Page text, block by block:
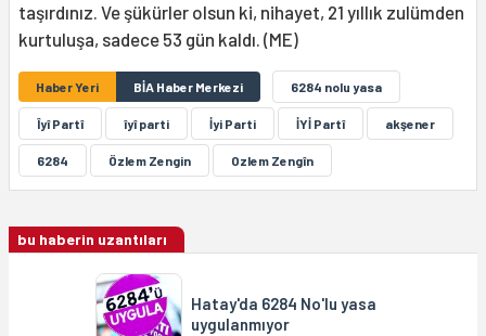
taşırdınız. Ve şükürler olsun ki, nihayet, 21 yıllık zulümden
kurtuluşa, sadece 53 gün kaldı. (ME)
Haber Yeri BİA Haber Merkezi 6284 nolu yasa
Îyî Partî îyî parti İyi Parti İYİ Partî akşener
6284 Özlem Zengin Ozlem Zengîn
bu haberin uzantıları
Hatay'da 6284 No'lu yasa
uygulanmıyor